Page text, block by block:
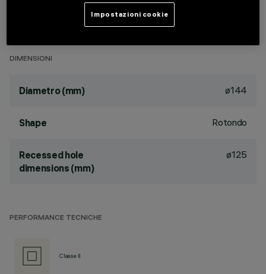
in warm white colour tone (3000K). General light emission,
with controlled luminance UGR<19 1500 cd/m2 α>65°
DIMENSIONI
Diametro (mm) ø144
Shape Rotondo
Recessed hole
dimensions (mm)
ø125
PERFORMANCE TECNICHE
Classe II
Impostazioni cookie